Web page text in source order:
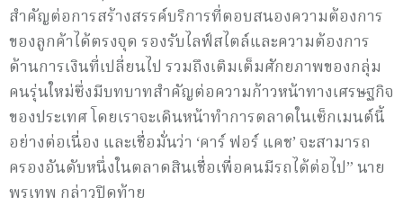
สำคัญต่อการสร้างสรรค์บริการที่ตอบสนองความต้องการ
ของลูกค้าได้ตรงจุด รองรับไลฟ์สไตล์และความต้องการ
ด้านการเงินที่เปลี่ยนไป รวมถึงเติมเต็มศักยภาพของกลุ่ม
คนรุ่นใหม่ซึ่งมีบทบาทสำคัญต่อความก้าวหน้าทางเศรษฐกิจ
ของประเทศ โดยเราจะเดินหน้าทำการตลาดในเซ็กเมนต์นี้
อย่างต่อเนื่อง และเชื่อมั่นว่า ‘คาร์ ฟอร์ แคช’ จะสามารถ
ครองอันดับหนึ่งในตลาดสินเชื่อเพื่อคนมีรถได้ต่อไป” นาย
พรเทพ กล่าวปิดท้าย